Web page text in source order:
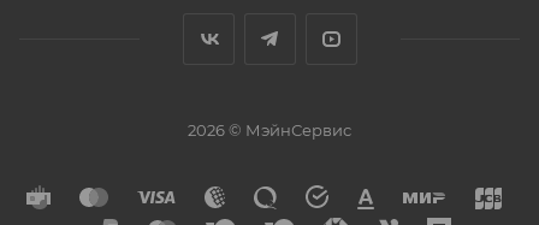
2026 © МэйнСервис